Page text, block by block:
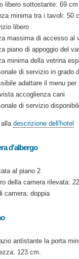
libero sottostante: 69 cm
minima tra i tavoli: 50
libero
massima di accesso al
piano di appoggio del
minima della vetrina
di servizio in
adattare il menu
accoglienza cani
di servizio
alla descrizione dell'hotel
d'albergo
al piano 2
della camera rilevata:
camera: doppia
antistante la porta
123 cm.